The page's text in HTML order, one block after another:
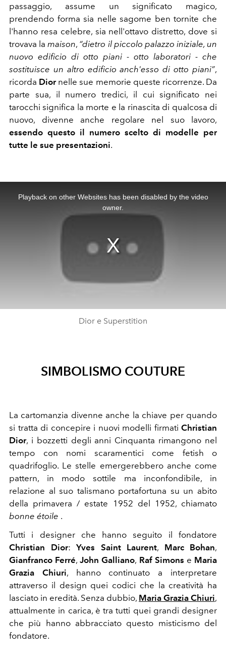
passaggio, assume un significato magico,
prendendo forma sia nelle sagome ben tornite che
l'hanno resa celebre, sia nell'ottavo distretto, dove si
trovava lamaison, “dietro il piccolo palazzo iniziale, un
nuovo edificio di otto piani - otto laboratori - che
sostituisce un altro edificio anch'esso di otto piani”,
ricorda Diornelle sue memorie queste ricorrenze. Da
parte sua, il numero tredici, il cui significato nei
tarocchi significa la morte e la rinascita di qualcosa di
nuovo, divenne anche regolare nel suo lavoro,
essendo questo il numero scelto di modelle per
tutte le sue presentazioni.
Playback on other Websites has been disabled by the video
owner.
Dior e Superstition
SIMBOLISMO COUTURE
La cartomanzia divenne anche la chiave per quando
si tratta di concepire i nuovi modelli firmati Christian
Dior, i bozzetti degli anni Cinquanta rimangono nel
tempo con nomi scaramentici come fetish o
quadrifoglio. Le stelle emergerebbero anche come
pattern, in modo sottile ma inconfondibile, in
relazione al suo talismano portafortuna su un abito
della primavera / estate 1952 del 1952, chiamato
bonne étoile .
Tutti i designer che hanno seguito il fondatore
Christian Dior: Yves Saint Laurent, Marc Bohan,
Gianfranco Ferré,John Galliano, Raf Simons e Maria
Grazia Chiuri, hanno continuato a interpretare
attraverso il design quei codici che la creatività ha
lasciato in eredità. Senza dubbio, Maria Grazia Chiuri,
attualmente in carica, è tra tutti quei grandi designer
che più hanno abbracciato questo misticismo del
fondatore.